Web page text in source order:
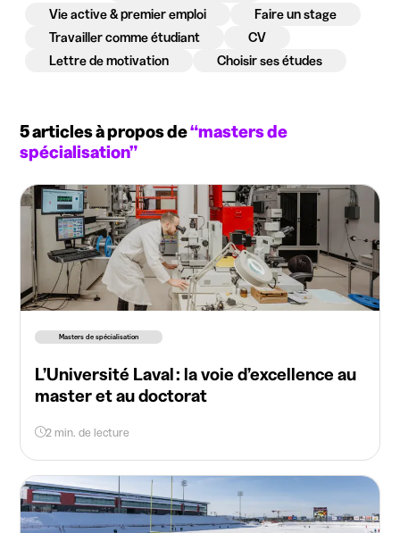
Vie active & premier emploi
Faire un stage
Travailler comme étudiant
CV
Lettre de motivation
Choisir ses études
5 articles à propos de“masters de
spécialisation”
Masters de spécialisation
L’Université Laval : la voie d’excellence au
master et au doctorat
2 min. de lecture